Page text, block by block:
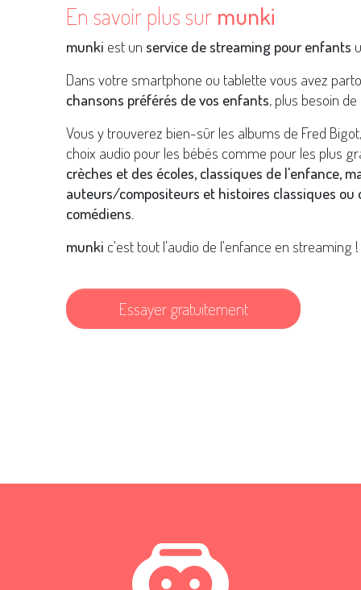
En savoir plus sur munki
munki est un service de streaming pour enfants
Dans votre smartphone ou tablette vous avez
chansons préférés de vos enfants, plus besoin
Vous y trouverez bien-sûr les albums de Fred
choix audio pour les bébés comme pour les plus
crèches et des écoles, classiques de l'enfance,
auteurs/compositeurs et histoires classiques ou
comédiens.
munki c'est tout l'audio de l'enfance en streaming !
Essayer gratuitement